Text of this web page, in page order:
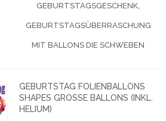
EBURTSTAGSGESCHENK, G
EBURTSTAGSÜBERRASCHUNG M
IT BALLONS DIE SCHWEBEN
GEBURTSTAG FOLIENBALLONS
SHAPES GROSSE BALLONS (INKL. H
ELIUM)